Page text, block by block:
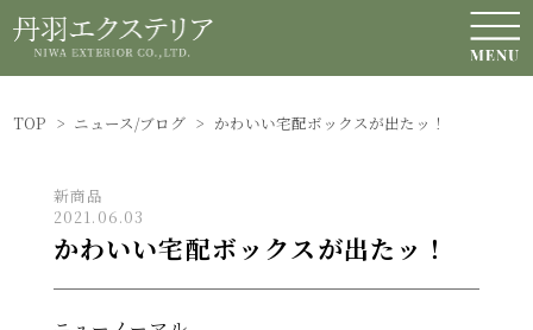
NEWS / BLOG
TOP > ニュース/ブログ > かわいい宅配ボックスが出たッ！
新商品
2021.06.03
かわいい宅配ボックスが出たッ！